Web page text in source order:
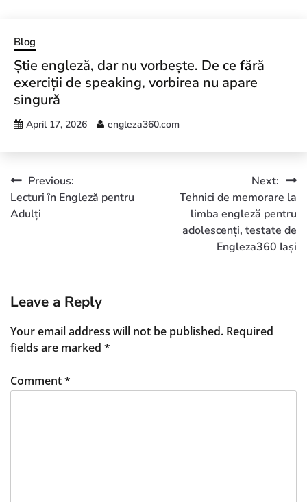
Blog
Știe engleză, dar nu vorbește. De ce fără
exerciții de speaking, vorbirea nu apare
singură
April 17, 2026 engleza360.com
Previous:
Lecturi în Engleză pentru
Adulți
Next:
Tehnici de memorare la
limba engleză pentru
adolescenți, testate de
Engleza360 Iași
Leave a Reply
Your email address will not be published. Required
fields are marked *
Comment*